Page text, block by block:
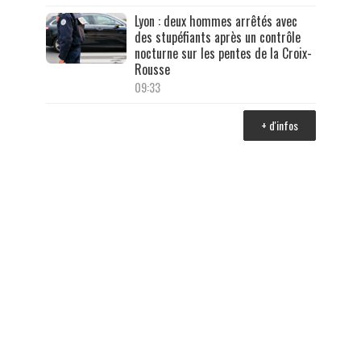
Lyon : deux hommes arrêtés avec
des stupéfiants après un contrôle
nocturne sur les pentes de la Croix-
Rousse
09:33
+ d'infos